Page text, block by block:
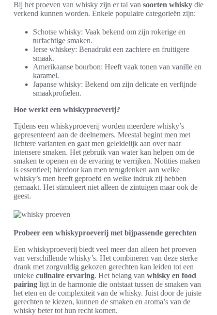
Bij het proeven van whisky zijn er tal van soorten whisky die
verkend kunnen worden. Enkele populaire categorieën zijn:
Schotse whisky: Vaak bekend om zijn rokerige en
turfachtige smaken.
Ierse whiskey: Benadrukt een zachtere en fruitigere
smaak.
Amerikaanse bourbon: Heeft vaak tonen van vanille en
karamel.
Japanse whisky: Bekend om zijn delicate en verfijnde
smaakprofielen.
Hoe werkt een whiskyproeverij?
Tijdens een whiskyproeverij worden meerdere whisky’s
gepresenteerd aan de deelnemers. Meestal begint men met
lichtere varianten en gaat men geleidelijk aan over naar
intensere smaken. Het gebruik van water kan helpen om de
smaken te openen en de ervaring te verrijken. Notities maken
is essentieel; hierdoor kan men terugdenken aan welke
whisky’s men heeft geproefd en welke indruk zij hebben
gemaakt. Het stimuleert niet alleen de zintuigen maar ook de
geest.
Probeer een whiskyproeverij met bijpassende gerechten
Een whiskyproeverij biedt veel meer dan alleen het proeven
van verschillende whisky’s. Het combineren van deze sterke
drank met zorgvuldig gekozen gerechten kan leiden tot een
unieke culinaire ervaring. Het belang van whisky en food
pairing ligt in de harmonie die ontstaat tussen de smaken van
het eten en de complexiteit van de whisky. Juist door de juiste
gerechten te kiezen, kunnen de smaken en aroma’s van de
whisky beter tot hun recht komen.